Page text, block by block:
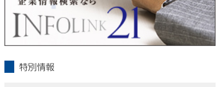
受付時間 平日9：00～17：00